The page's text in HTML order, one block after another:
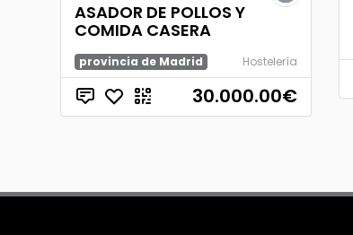
ASADOR DE POLLOS Y
COMIDA CASERA
provincia de Madrid Hostelería
30.000.00€